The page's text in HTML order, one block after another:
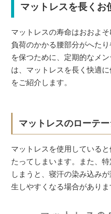
マットレスを長くお
マットレスの寿命はおおよ
負荷のかかる腰部分がへた
を保つために、定期的なメ
は、マットレスを長く快適
をご紹介します。
マットレスのローテ
マットレスを使用している
たってしまいます。また、
しまうと、寝汗の染み込み
生しやすくなる場合がありま